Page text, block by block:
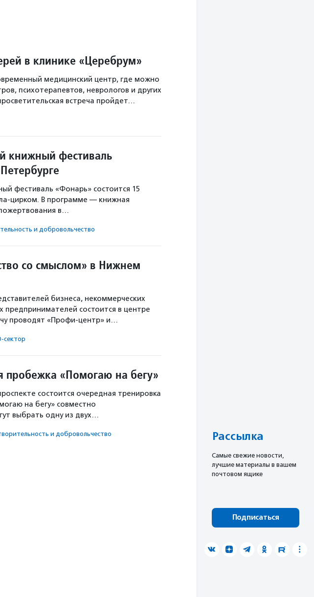
в клинике «Церебрум»
медицинский центр, где можно
психотерапевтов, неврологов и других
встреча пройдет…
книжный фестиваль
фестиваль «Фонарь» состоится 15
цирком. В программе — книжная
в…
и доброволь­чест­во
со смыслом» в Нижнем
бизнеса, некоммерческих
предпринимателей состоится в центре
проводят «Профи-центр» и…
сектор
пробежка «Помогаю на бегу»
состоится очередная тренировка
на бегу» совместно
выбрать одну из двух…
и доброволь­чест­во Рассылка
Cамые свежие новости,
лучшие материалы в вашем
почтовом ящике
Подписаться